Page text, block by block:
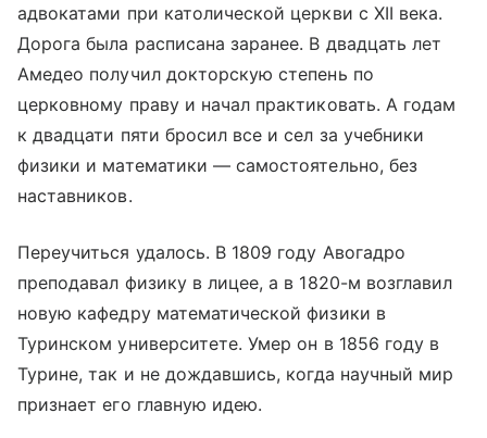
адвокатами при католической церкви с XII века.
Дорога была расписана заранее. В двадцать лет
Амедео получил докторскую степень по
церковному праву и начал практиковать. А годам
к двадцати пяти бросил все и сел за учебники
физики и математики — самостоятельно, без
наставников.
Переучиться удалось. В 1809 году Авогадро
преподавал физику в лицее, а в 1820-м возглавил
новую кафедру математической физики в
Туринском университете. Умер он в 1856 году в
Турине, так и не дождавшись, когда научный мир
признает его главную идею.